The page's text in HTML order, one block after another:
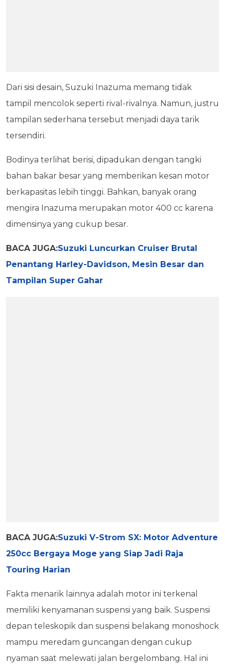
Dari sisi desain, Suzuki Inazuma memang tidak
tampil mencolok seperti rival-rivalnya. Namun, justru
tampilan sederhana tersebut menjadi daya tarik
tersendiri.
Bodinya terlihat berisi, dipadukan dengan tangki
bahan bakar besar yang memberikan kesan motor
berkapasitas lebih tinggi. Bahkan, banyak orang
mengira Inazuma merupakan motor 400 cc karena
dimensinya yang cukup besar.
BACA JUGA:Suzuki Luncurkan Cruiser Brutal
Penantang Harley-Davidson, Mesin Besar dan
Tampilan Super Gahar
BACA JUGA:Suzuki V-Strom SX: Motor Adventure
250cc Bergaya Moge yang Siap Jadi Raja
Touring Harian
Fakta menarik lainnya adalah motor ini terkenal
memiliki kenyamanan suspensi yang baik. Suspensi
depan teleskopik dan suspensi belakang monoshock
mampu meredam guncangan dengan cukup
nyaman saat melewati jalan bergelombang. Hal ini